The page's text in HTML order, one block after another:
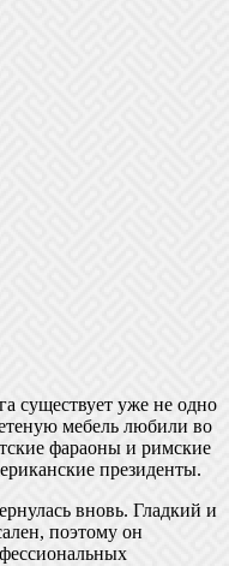
существует уже не одно
мебель любили во
фараоны и римские
президенты.
вновь. Гладкий и
поэтому он